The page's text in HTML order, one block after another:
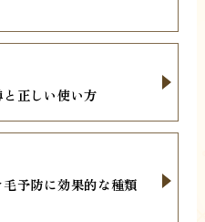
正しい使い方
予防に効果的な種類